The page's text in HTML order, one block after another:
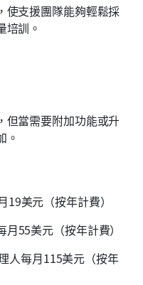
使支援團隊能夠輕鬆採
培訓。
但當需要附加功能或升
。
美元（按年計費）
55美元（按年計費）
人每月115美元（按年